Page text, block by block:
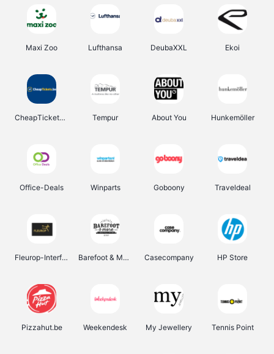
Maxi Zoo Lufthansa DeubaXXL Ekoi
CheapTickets.be Tempur About You Hunkemöller
Office-Deals Winparts Goboony Traveldeal
Fleurop-Interflora Barefoot & More Casecompany HP Store
Pizzahut.be Weekendesk My Jewellery Tennis Point